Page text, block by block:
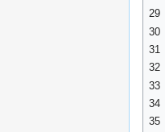
29
30
31
32
33
34
35